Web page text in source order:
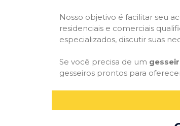
Nosso objetivo é facilitar seu
residenciais e comerciais
especializados, discutir suas
Se você precisa de um
gesseiros prontos para